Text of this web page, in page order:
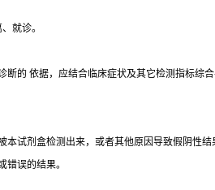
就诊。
的 依据，应结合临床症状及其它检测指标综合
试剂盒检测出来，或者其他原因导致假阴性结
误的结果。